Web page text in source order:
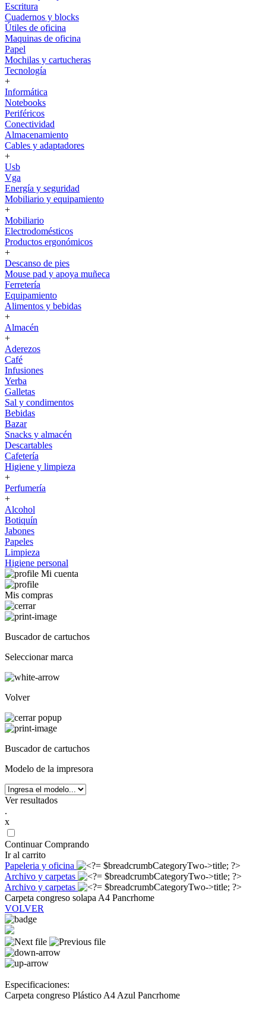
Escritura
Cuadernos y blocks
Útiles de oficina
Maquinas de oficina
Papel
Mochilas y cartucheras
Tecnología
+
Informática
Notebooks
Periféricos
Conectividad
Almacenamiento
Cables y adaptadores
+
Usb
Vga
Energía y seguridad
Mobiliario y equipamiento
+
Mobiliario
Electrodomésticos
Productos ergonómicos
+
Descanso de pies
Mouse pad y apoya muñeca
Ferretería
Equipamiento
Alimentos y bebidas
+
Almacén
+
Aderezos
Café
Infusiones
Yerba
Galletas
Sal y condimentos
Bebidas
Bazar
Snacks y almacén
Descartables
Cafetería
Higiene y limpieza
+
Perfumería
+
Alcohol
Botiquín
Jabones
Papeles
Limpieza
Higiene personal
Mi cuenta
Mis compras
Buscador de cartuchos
Seleccionar marca
Volver
Buscador de cartuchos
Modelo de la impresora
Ver resultados
.
x
Continuar Comprando
Ir al carrito
Papeleria y oficina
Archivo y carpetas
Archivo y carpetas
Carpeta congreso solapa A4 Pancrhome
VOLVER
Especificaciones:
Carpeta congreso Plástico A4 Azul Pancrhome